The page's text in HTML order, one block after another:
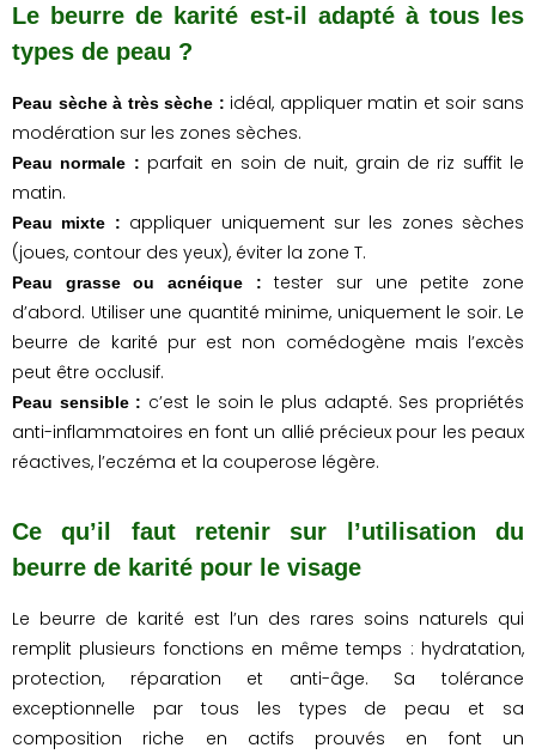
Le beurre de karité est-il adapté à tous les
types de peau ?
Peau sèche à très sèche : idéal, appliquer matin et soir sans
modération sur les zones sèches.
Peau normale : parfait en soin de nuit, grain de riz suffit le
matin.
Peau mixte : appliquer uniquement sur les zones sèches
(joues, contour des yeux), éviter la zone T.
Peau grasse ou acnéique :
tester sur une petite zone
d’abord. Utiliser une quantité minime, uniquement le soir. Le
beurre de karité pur est non comédogène mais l’excès
peut être occlusif.
Peau sensible : c’est le soin le plus adapté. Ses propriétés
anti-inflammatoires en font un allié précieux pour les peaux
réactives, l’eczéma et la couperose légère.
Ce qu’il faut retenir sur l’utilisation du
beurre de karité pour le visage
Le beurre de karité est l’un des rares soins naturels qui
remplit plusieurs fonctions en même temps : hydratation,
protection, réparation et anti-âge. Sa tolérance
exceptionnelle par tous les types de peau et sa
composition riche en actifs prouvés en font un